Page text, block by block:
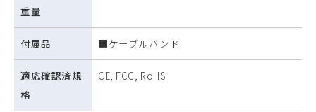
重量
付属品 ■ケーブルバンド
適応確認済規
格
CE, FCC, RoHS